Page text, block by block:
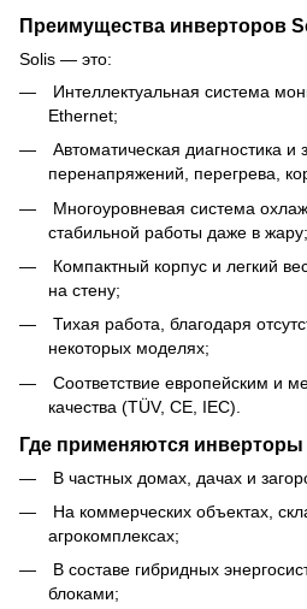
Преимущества инверторов
Solis — это:
Интеллектуальная система
Ethernet;
Автоматическая диагностика и
перенапряжений, перегрева,
Многоуровневая система
стабильной работы даже в жару;
Компактный корпус и легкий
на стену;
Тихая работа, благодаря
некоторых моделях;
Соответствие европейским и
качества (TÜV, CE, IEC).
Где применяются инверторы
В частных домах, дачах и
На коммерческих объектах,
агрокомплексах;
В составе гибридных
блоками;